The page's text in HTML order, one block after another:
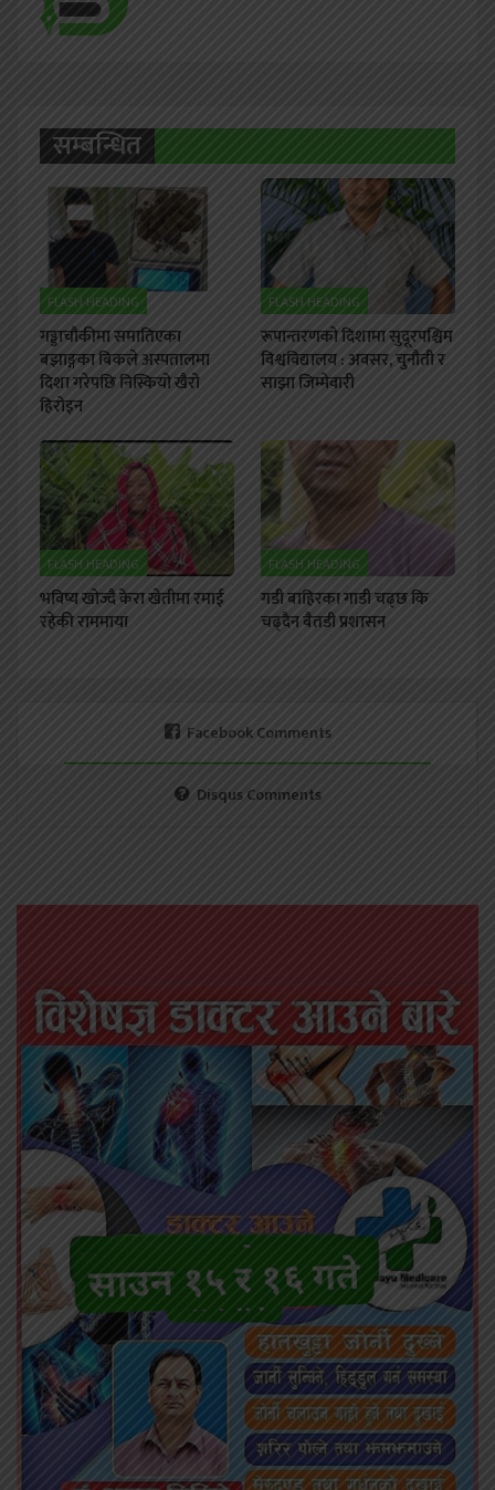
सम्बन्धित
FLASH HEADING
गड्डाचौकीमा समातिएका
बझाङ्गका बिकले अस्पतालमा
दिशा गरेपछि निस्कियो खैरो
हिरोइन
FLASH HEADING
रूपान्तरणको दिशामा सुदूरपश्चिम
विश्वविद्यालय : अवसर, चुनौती र
साझा जिम्मेवारी
FLASH HEADING
भविष्य खोज्दै केरा खेतीमा रमाई
रहेकी राममाया
FLASH HEADING
गडी बाहिरका गाडी चढ्छ कि
चढ्दैन बैतडी प्रशासन
Facebook Comments
Disqus Comments